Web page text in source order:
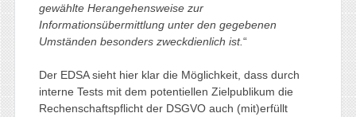
gewählte Herangehensweise zur
Informationsübermittlung unter den gegebenen
Umständen besonders zweckdienlich ist.“
Der EDSA sieht hier klar die Möglichkeit, dass durch
interne Tests mit dem potentiellen Zielpublikum die
Rechenschaftspflicht der DSGVO auch (mit)erfüllt